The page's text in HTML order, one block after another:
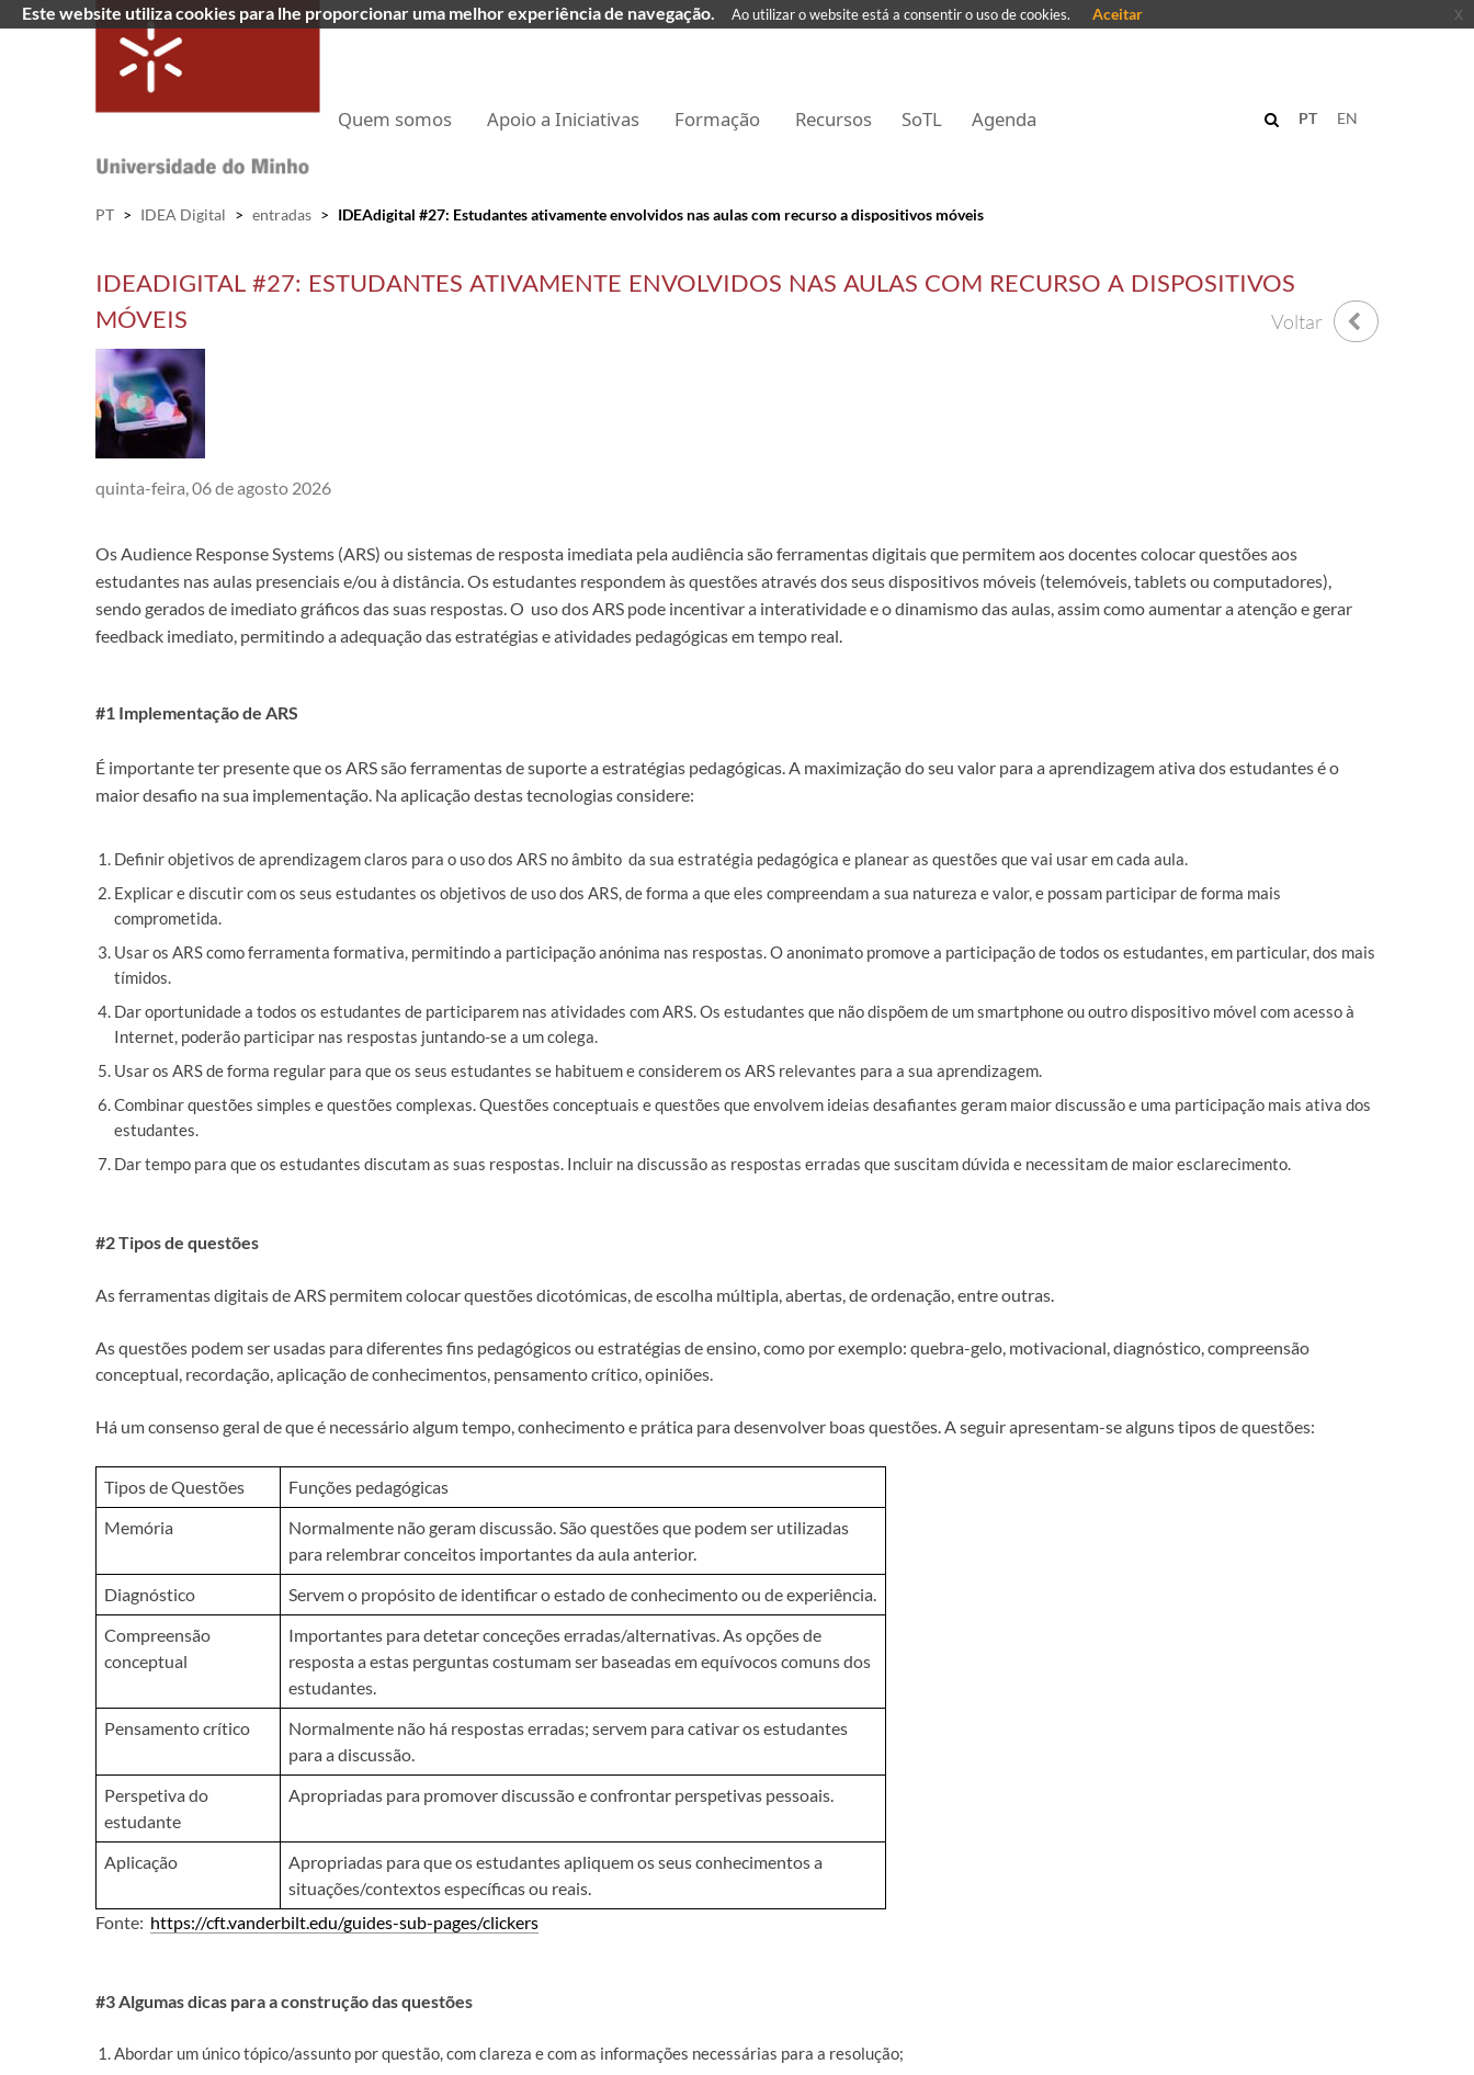
Quem somos Apoio a Iniciativas Formação Recursos SoTL Agenda EN
PT
PT > IDEA Digital > entradas > IDEAdigital #27: Estudantes ativamente envolvidos nas aulas com recurso a dispositivos móveis
IDEADIGITAL #27: ESTUDANTES ATIVAMENTE ENVOLVIDOS NAS AULAS COM RECURSO A DISPOSITIVOS
MÓVEIS
Voltar
quinta-feira, 06 de agosto 2026
Os Audience Response Systems (ARS) ou sistemas de resposta imediata pela audiência são ferramentas digitais que permitem aos docentes colocar questões aos
estudantes nas aulas presenciais e/ou à distância. Os estudantes respondem às questões através dos seus dispositivos móveis (telemóveis, tablets ou computadores),
sendo gerados de imediato gráficos das suas respostas. O uso dos ARS pode incentivar a interatividade e o dinamismo das aulas, assim como aumentar a atenção e gerar
feedback imediato, permitindo a adequação das estratégias e atividades pedagógicas em tempo real.
#1 Implementação de ARS
É importante ter presente que os ARS são ferramentas de suporte a estratégias pedagógicas. A maximização do seu valor para a aprendizagem ativa dos estudantes é o
maior desafio na sua implementação. Na aplicação destas tecnologias considere:
Definir objetivos de aprendizagem claros para o uso dos ARS no âmbito da sua estratégia pedagógica e planear as questões que vai usar em cada aula.
Explicar e discutir com os seus estudantes os objetivos de uso dos ARS, de forma a que eles compreendam a sua natureza e valor, e possam participar de forma mais
comprometida.
Usar os ARS como ferramenta formativa, permitindo a participação anónima nas respostas. O anonimato promove a participação de todos os estudantes, em particular, dos mais
tímidos.
Dar oportunidade a todos os estudantes de participarem nas atividades com ARS. Os estudantes que não dispõem de um smartphone ou outro dispositivo móvel com acesso à
Internet, poderão participar nas respostas juntando-se a um colega.
Usar os ARS de forma regular para que os seus estudantes se habituem e considerem os ARS relevantes para a sua aprendizagem.
Combinar questões simples e questões complexas. Questões conceptuais e questões que envolvem ideias desafiantes geram maior discussão e uma participação mais ativa dos
estudantes.
Dar tempo para que os estudantes discutam as suas respostas. Incluir na discussão as respostas erradas que suscitam dúvida e necessitam de maior esclarecimento.
#2 Tipos de questões
As ferramentas digitais de ARS permitem colocar questões dicotómicas, de escolha múltipla, abertas, de ordenação, entre outras.
As questões podem ser usadas para diferentes fins pedagógicos ou estratégias de ensino, como por exemplo: quebra-gelo, motivacional, diagnóstico, compreensão
conceptual, recordação, aplicação de conhecimentos, pensamento crítico, opiniões.
Há um consenso geral de que é necessário algum tempo, conhecimento e prática para desenvolver boas questões. A seguir apresentam-se alguns tipos de questões:
Tipos de Questões
Funções pedagógicas
Memória
Normalmente não geram discussão. São questões que podem ser utilizadas
para relembrar conceitos importantes da aula anterior.
Diagnóstico
Servem o propósito de identificar o estado de conhecimento ou de experiência.
Compreensão
conceptual
Importantes para detetar conceções erradas/alternativas. As opções de
resposta a estas perguntas costumam ser baseadas em equívocos comuns dos
estudantes.
Pensamento crítico
Normalmente não há respostas erradas; servem para cativar os estudantes
para a discussão.
Perspetiva do
estudante
Apropriadas para promover discussão e confrontar perspetivas pessoais.
Aplicação
Apropriadas para que os estudantes apliquem os seus conhecimentos a
situações/contextos específicas ou reais.
Fonte: https://cft.vanderbilt.edu/guides-sub-pages/clickers
#3 Algumas dicas para a construção das questões
Abordar um único tópico/assunto por questão, com clareza e com as informações necessárias para a resolução;
Este website utiliza cookies para lhe proporcionar uma melhor experiência de navegação. Ao utilizar o website está a consentir o uso de cookies. Aceitar x